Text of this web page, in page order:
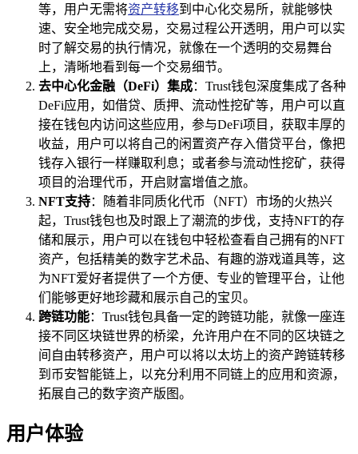
等，用户无需将资产转移到中心化交易所，就能够快
速、安全地完成交易，交易过程公开透明，用户可以实
时了解交易的执行情况，就像在一个透明的交易舞台
上，清晰地看到每一个交易细节。
去中心化金融（DeFi）集成：Trust钱包深度集成了各种
DeFi应用，如借贷、质押、流动性挖矿等，用户可以直
接在钱包内访问这些应用，参与DeFi项目，获取丰厚的
收益，用户可以将自己的闲置资产存入借贷平台，像把
钱存入银行一样赚取利息；或者参与流动性挖矿，获得
项目的治理代币，开启财富增值之旅。
NFT支持：随着非同质化代币（NFT）市场的火热兴
起，Trust钱包也及时跟上了潮流的步伐，支持NFT的存
储和展示，用户可以在钱包中轻松查看自己拥有的NFT
资产，包括精美的数字艺术品、有趣的游戏道具等，这
为NFT爱好者提供了一个方便、专业的管理平台，让他
们能够更好地珍藏和展示自己的宝贝。
跨链功能：Trust钱包具备一定的跨链功能，就像一座连
接不同区块链世界的桥梁，允许用户在不同的区块链之
间自由转移资产，用户可以将以太坊上的资产跨链转移
到币安智能链上，以充分利用不同链上的应用和资源，
拓展自己的数字资产版图。
用户体验